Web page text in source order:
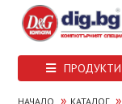
ПРОДУКТИ
НАЧАЛО » КАТАЛОГ »